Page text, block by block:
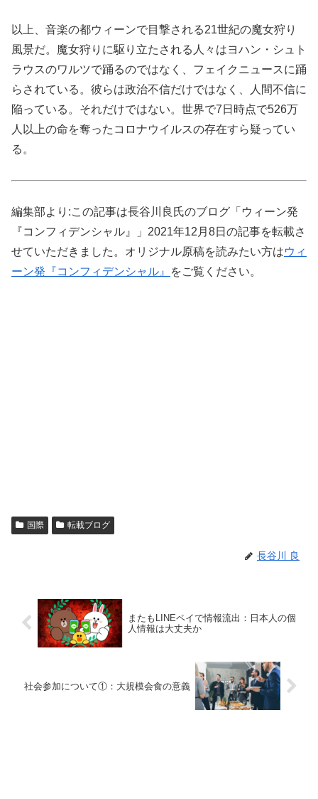
以上、音楽の都ウィーンで目撃される21世紀の魔女狩り
風景だ。魔女狩りに駆り立たされる人々はヨハン・シュト
ラウスのワルツで踊るのではなく、フェイクニュースに踊
らされている。彼らは政治不信だけではなく、人間不信に
陥っている。それだけではない。世界で7日時点で526万
人以上の命を奪ったコロナウイルスの存在すら疑ってい
る。
編集部より:この記事は長谷川良氏のブログ「ウィーン発
『コンフィデンシャル』」2021年12月8日の記事を転載さ
せていただきました。オリジナル原稿を読みたい方はウィ
ーン発『コンフィデンシャル』
をご覧ください。
国際 転載ブログ
長谷川 良
またもLINEペイで情報流出：日本人の個
人情報は大丈夫か
社会参加について①：大規模会食の意義